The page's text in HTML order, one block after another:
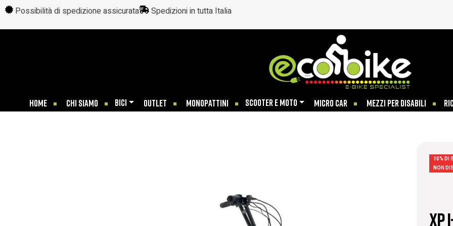
Possibilità di spedizione assicurata Spedizioni in tutta Italia
HOME CHI SIAMO BICI OUTLET MONOPATTINI SCOOTER E MOTO MICRO CAR MEZZI PER DISABILI
10% DI
NON
XP